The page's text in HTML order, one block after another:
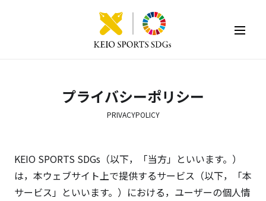
プライバシーポリシー
PRIVACYPOLICY
KEIO SPORTS SDGs（以下，「当方」といいます。）
は，本ウェブサイト上で提供するサービス（以下，「本
サービス」といいます。）における，ユーザーの個人情